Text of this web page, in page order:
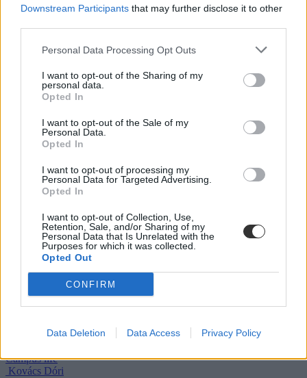
Downstream Participants that may further disclose it to other
Personal Data Processing Opt Outs
I want to opt-out of the Sharing of my
personal data.
Opted In
I want to opt-out of the Sale of my
Personal Data.
Opted In
I want to opt-out of processing my
Personal Data for Targeted Advertising.
Opted In
I want to opt-out of Collection, Use,
Retention, Sale, and/or Sharing of my
Personal Data that Is Unrelated with the
Purposes for which it was collected.
Opted Out
CONFIRM
Data Deletion Data Access Privacy Policy
felsőoktatásba, mint ahány kollégiumi férőhely
Nemcsak abban vannak jelentős különbségek az egyetemek között,
hogy hány kollégiumi férőhely jut a hallgatókra, a térítési díj összege
sem egységes. Míg a BME-n 100 újonnan felvett egyetemistára 76
férőhely jut, a BGE-n mindössze 16, a legolcsóbb havi kollégiumi
díjak pedig 9300 és 25 500 forint között mozognak a vizsgált
mennyit kell fizetni, és mi alapján dől el, hogy ki költözhet be.
Felsőoktatás
Dolgoznának az egyetem mellett, mégsem
vállalhatnak diákmunkát – több mint százezer
levelezős hallgatót érinthet a szabály
„Szinte bárhol voltam állásinterjún, mikor megtudták, hogy levelező
tagozatos hallgató vagyok, egyből húzni kezdték a szájukat” –
számolt be tapasztalatairól az Eduline-nak egy egyetemista. Példája
hasonló nehézségekről.
Campus life
Kovács Dóri